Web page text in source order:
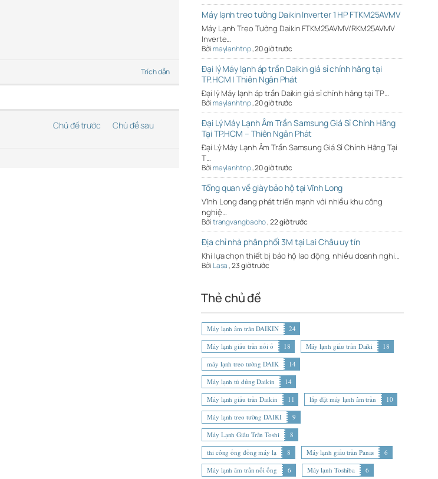
Trích dẫn
Chủ đề trước Chủ đề sau
Máy lạnh treo tường Daikin Inverter 1 HP FTKM25AVMV
Máy Lạnh Treo Tường Daikin FTKM25AVMV/RKM25AVMV
Inverte…
Bởimaylanhtnp,20 giờ trước
Đại lý Máy lạnh áp trần Daikin giá sỉ chính hãng tại
TP.HCM | Thiên Ngân Phát
Đại lý Máy lạnh áp trần Daikin giá sỉ chính hãng tại TP…
Bởimaylanhtnp,20 giờ trước
Đại Lý Máy Lạnh Âm Trần Samsung Giá Sỉ Chính Hãng
Tại TP.HCM – Thiên Ngân Phát
Đại Lý Máy Lạnh Âm Trần Samsung Giá Sỉ Chính Hãng Tại
T…
Bởimaylanhtnp,20 giờ trước
Tổng quan về giày bảo hộ tại Vĩnh Long
Vĩnh Long đang phát triển mạnh với nhiều khu công
nghiệ…
Bởitrangvangbaoho,22 giờ trước
Địa chỉ nhà phân phối 3M tại Lai Châu uy tín
Khi lựa chọn thiết bị bảo hộ lao động, nhiều doanh nghi…
Bởi Lasa,23 giờ trước
Thẻ chủ đề
Máy lạnh âm trần DAIKIN
24
Máy lạnh giấu trần nối ố
18 Máy lạnh giấu trần Daiki
18
máy lạnh treo tường DAIK
14
Máy lạnh tủ đứng Daikin
14
Máy lạnh giấu trần Daikin
11 lắp đặt máy lạnh âm trần
10
Máy lạnh treo tường DAIKI
9
Máy Lạnh Giấu Trần Toshi
8
thi công ống đồng máy lạ
8 Máy lạnh giấu trần Panas
6
Máy lạnh âm trần nối ống
6 Máy lạnh Toshiba
6